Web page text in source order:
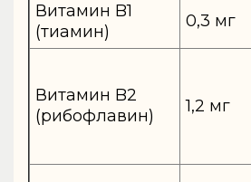
Витамин B1
(тиамин)
0,3 мг
Витамин B2
(рибофлавин)
1,2 мг